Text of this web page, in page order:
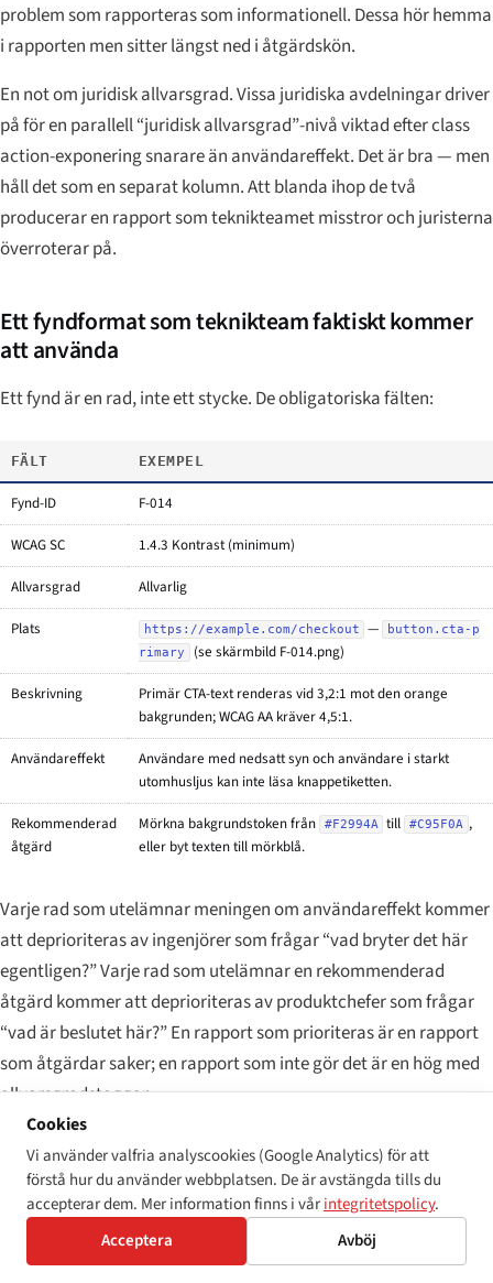
problem som rapporteras som informationell. Dessa hör hemma
i rapporten men sitter längst ned i åtgärdskön.
En not om juridisk allvarsgrad. Vissa juridiska avdelningar driver
på för en parallell “juridisk allvarsgrad”-nivå viktad efter class
action-exponering snarare än användareffekt. Det är bra — men
håll det som en separat kolumn. Att blanda ihop de två
producerar en rapport som teknikteamet misstror och juristerna
överroterar på.
Ett fyndformat som teknikteam faktiskt kommer
att använda
Ett fynd är en rad, inte ett stycke. De obligatoriska fälten:
FÄLT EXEMPEL
Fynd-ID F-014
WCAG SC 1.4.3 Kontrast (minimum)
Allvarsgrad Allvarlig
Plats https://example.com/checkout —
button.cta-p
rimary
(se skärmbild F-014.png)
Beskrivning
Primär CTA-text renderas vid 3,2:1 mot den orange
bakgrunden; WCAG AA kräver 4,5:1.
Användareffekt
Användare med nedsatt syn och användare i starkt
utomhusljus kan inte läsa knappetiketten.
Rekommenderad
åtgärd
Mörkna bakgrundstoken från #F2994A till #C95F0A ,
eller byt texten till mörkblå.
Varje rad som utelämnar meningen om användareffekt kommer
att deprioriteras av ingenjörer som frågar “vad bryter det här
egentligen?” Varje rad som utelämnar en rekommenderad
åtgärd kommer att deprioriteras av produktchefer som frågar
“vad är beslutet här?” En rapport som prioriteras är en rapport
som åtgärdar saker; en rapport som inte gör det är en hög med
allvarsgradstaggar.
Versionen “skannerutdata” — vad som är
annorlunda
För en automatiserad skannerrapport — den PDF som en CI-
Cookies
Vi använder valfria analyscookies (Google Analytics) för att
förstå hur du använder webbplatsen. De är avstängda tills du
accepterar dem. Mer information finns i vårintegritetspolicy.
Acceptera
Avböj